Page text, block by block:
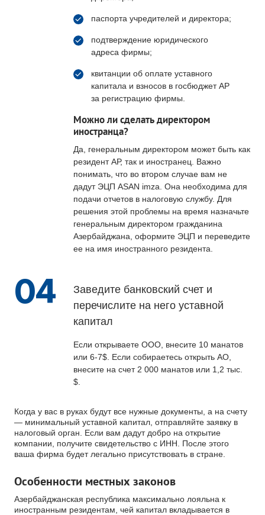
паспорта учредителей и директора;
подтверждение юридического
адреса фирмы;
квитанции об оплате уставного
капитала и взносов в госбюджет АР
за регистрацию фирмы.
Можно ли сделать директором
иностранца?
Да, генеральным директором может быть как
резидент АР, так и иностранец. Важно
понимать, что во втором случае вам не
дадут ЭЦП ASAN imza. Она необходима для
подачи отчетов в налоговую службу. Для
решения этой проблемы на время назначьте
генеральным директором гражданина
Азербайджана, оформите ЭЦП и переведите
ее на имя иностранного резидента.
04
Заведите банковский счет и
перечислите на него уставной
капитал
Если открываете ООО, внесите 10 манатов
или 6-7$. Если собираетесь открыть АО,
внесите на счет 2 000 манатов или 1,2 тыс.
$.
Когда у вас в руках будут все нужные документы, а на счету
— минимальный уставной капитал, отправляйте заявку в
налоговый орган. Если вам дадут добро на открытие
компании, получите свидетельство с ИНН. После этого
ваша фирма будет легально присутствовать в стране.
Особенности местных законов
Азербайджанская республика максимально лояльна к
иностранным резидентам, чей капитал вкладывается в